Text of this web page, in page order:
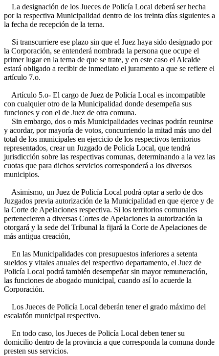
La designación de los Jueces de Policía Local deberá ser hecha
por la respectiva Municipalidad dentro de los treinta días siguientes a
la fecha de recepción de la terna.
Si transcurriere ese plazo sin que el Juez haya sido designado por
la Corporación, se entenderá nombrada la persona que ocupe el
primer lugar en la terna de que se trate, y en este caso el Alcalde
estará obligado a recibir de inmediato el juramento a que se refiere el
artículo 7.o.
Artículo 5.o- El cargo de Juez de Policía Local es incompatible
con cualquier otro de la Municipalidad donde desempeña sus
funciones y con el de Juez de otra comuna.
Sin embargo, dos o más Municipalidades vecinas podrán reunirse
y acordar, por mayoría de votos, concurriendo la mitad más uno del
total de los municipales en ejercicio de los respectivos territorios
representados, crear un Juzgado de Policía Local, que tendrá
jurisdicción sobre las respectivas comunas, determinando a la vez las
cuotas que para dichos servicios corresponderá a los diversos
municipios.
Asimismo, un Juez de Policía Local podrá optar a serlo de dos
Juzgados previa autorización de la Municipalidad en que ejerce y de
la Corte de Apelaciones respectiva. Si los territorios comunales
pertenecieren a diversas Cortes de Apelaciones la autorización la
otorgará y la sede del Tribunal la fijará la Corte de Apelaciones de
más antigua creación,
En las Municipalidades con presupuestos inferiores a setenta
sueldos y vitales anuales del respectivo departamento, el Juez de
Policía Local podrá también desempeñar sin mayor remuneración,
las funciones de abogado municipal, cuando así lo acuerde la
Corporación.
Los Jueces de Policía Local deberán tener el grado máximo del
escalafón municipal respectivo.
En todo caso, los Jueces de Policía Local deben tener su
domicilio dentro de la provincia a que corresponda la comuna donde
presten sus servicios.